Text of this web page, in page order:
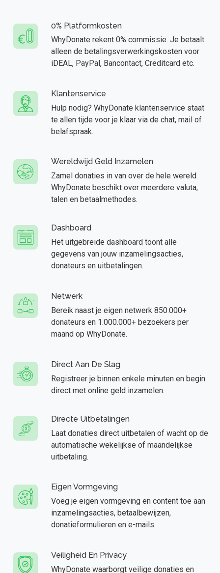
0% Platformkosten
WhyDonate rekent 0% commissie. Je betaalt
alleen de betalingsverwerkingskosten voor
iDEAL, PayPal, Bancontact, Creditcard etc.
Klantenservice
Hulp nodig? WhyDonate klantenservice staat
te allen tijde voor je klaar via de chat, mail of
belafspraak.
Wereldwijd Geld Inzamelen
Zamel donaties in van over de hele wereld.
WhyDonate beschikt over meerdere valuta,
talen en betaalmethodes.
Dashboard
Het uitgebreide dashboard toont alle
gegevens van jouw inzamelingsacties,
donateurs en uitbetalingen.
Netwerk
Bereik naast je eigen netwerk 850.000+
donateurs en 1.000.000+ bezoekers per
maand op WhyDonate.
Direct Aan De Slag
Registreer je binnen enkele minuten en begin
direct met online geld inzamelen.
Directe Uitbetalingen
Laat donaties direct uitbetalen of wacht op de
automatische wekelijkse of maandelijkse
uitbetaling.
Eigen Vormgeving
Voeg je eigen vormgeving en content toe aan
inzamelingsacties, betaalbewijzen,
donatieformulieren en e-mails.
Veiligheid En Privacy
WhyDonate waarborgt veilige donaties en